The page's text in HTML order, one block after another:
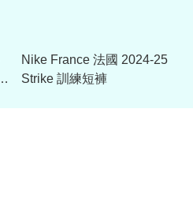
Nike France 法國 2024-25
Strike 訓練短褲